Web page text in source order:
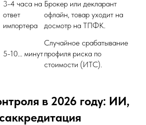
3-4 часа на
ответ
импортера
Брокер или декларант
офлайн, товар уходит на
досмотр на ТПФК.
5-10... минут
Случайное срабатывание
профиля риска по
стоимости (ИТС).
в 2026 году: ИИ,